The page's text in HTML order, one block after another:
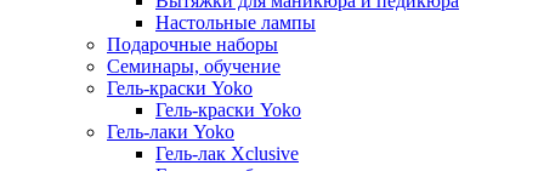
Настольные лампы
Подарочные наборы
Семинары, обучение
Гель-краски Yoko
Гель-краски Yoko
Гель-лаки Yoko
Гель-лак Xclusive